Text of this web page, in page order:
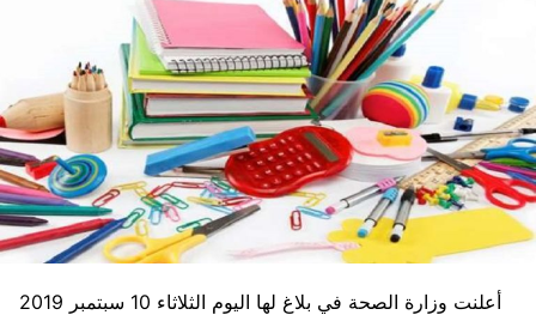
أعلنت وزارة الصحة في بلاغ لها اليوم الثلاثاء 10 سبتمبر 2019